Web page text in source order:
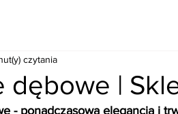
dębowe |
czytania
- ponadczasowa elegancja i